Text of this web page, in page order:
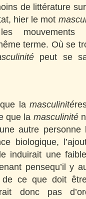
de littérature
hier le mot
mouvements
terme. Où se
peut se
la masculinité
que la masculinité
autre
biologique,
induirait une
pensequ’il y
de ce que doit
donc pas